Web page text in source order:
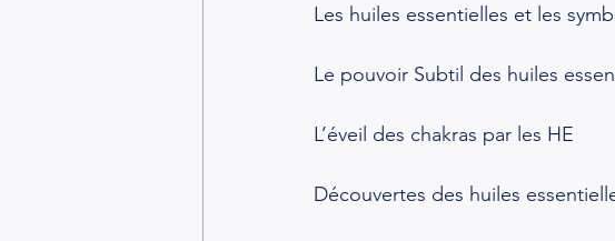
Les huiles essentielles et les
Le pouvoir Subtil des huiles
L’éveil des chakras par les HE
Découvertes des huiles